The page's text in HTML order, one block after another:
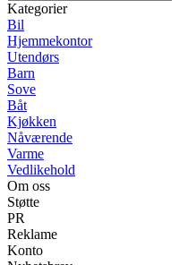
Kategorier
Bil
Hjemmekontor
Utendørs
Barn
Sove
Båt
Kjøkken
Nåværende
Varme
Vedlikehold
Om oss
Støtte
PR
Reklame
Konto